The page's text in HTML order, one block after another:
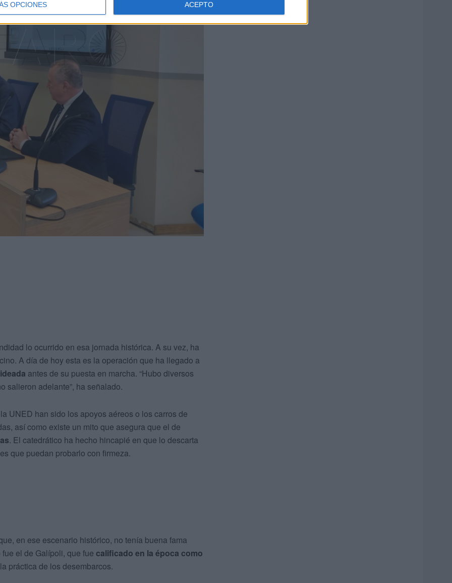
OPCIONES ACEPTO
lo ocurrido en esa jornada histórica. A su vez, ha
A día de hoy esta es la operación que ha llegado a
antes de su puesta en marcha. “Hubo diversos
salieron adelante”, ha señalado.
UNED han sido los apoyos aéreos o los carros de
así como existe un mito que asegura que el de
. El catedrático ha hecho hincapié en que lo descarta
que puedan probarlo con firmeza.
en ese escenario histórico, no tenía buena fama
el de Galípoli, que fue calificado en la época como
práctica de los desembarcos.